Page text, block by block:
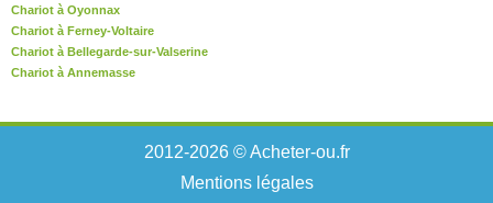
Chariot à Oyonnax
Chariot à Ferney-Voltaire
Chariot à Bellegarde-sur-Valserine
Chariot à Annemasse
2012-2026 © Acheter-ou.fr
Mentions légales